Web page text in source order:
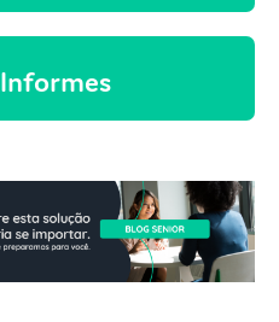
Informes